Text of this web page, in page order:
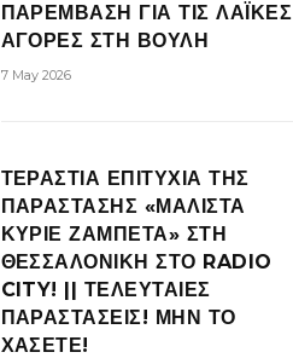
ΠΑΡΕΜΒΑΣΗ ΓΙΑ ΤΙΣ ΛΑΪΚΕΣ
ΑΓΟΡΕΣ ΣΤΗ ΒΟΥΛΗ
7 May 2026
ΤΕΡΑΣΤΙΑ ΕΠΙΤΥΧΙΑ ΤΗΣ
ΠΑΡΑΣΤΑΣΗΣ «ΜΑΛΙΣΤΑ
ΚΥΡΙΕ ΖΑΜΠΕΤΑ» ΣΤΗ
ΘΕΣΣΑΛΟΝΙΚΗ ΣΤΟ RADIO
CITY! || ΤΕΛΕΥΤΑΙΕΣ
ΠΑΡΑΣΤΑΣΕΙΣ! ΜΗΝ ΤΟ
ΧΑΣΕΤΕ!